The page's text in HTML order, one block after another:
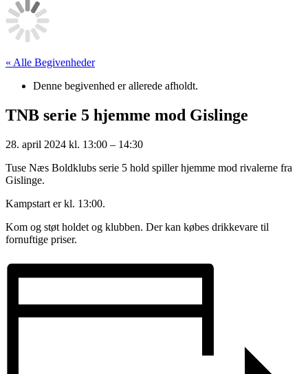
« Alle Begivenheder
Denne begivenhed er allerede afholdt.
TNB serie 5 hjemme mod Gislinge
28. april 2024 kl. 13:00 – 14:30
Tuse Næs Boldklubs serie 5 hold spiller hjemme mod rivalerne fra
Gislinge.
Kampstart er kl. 13:00.
Kom og støt holdet og klubben. Der kan købes drikkevare til
fornuftige priser.